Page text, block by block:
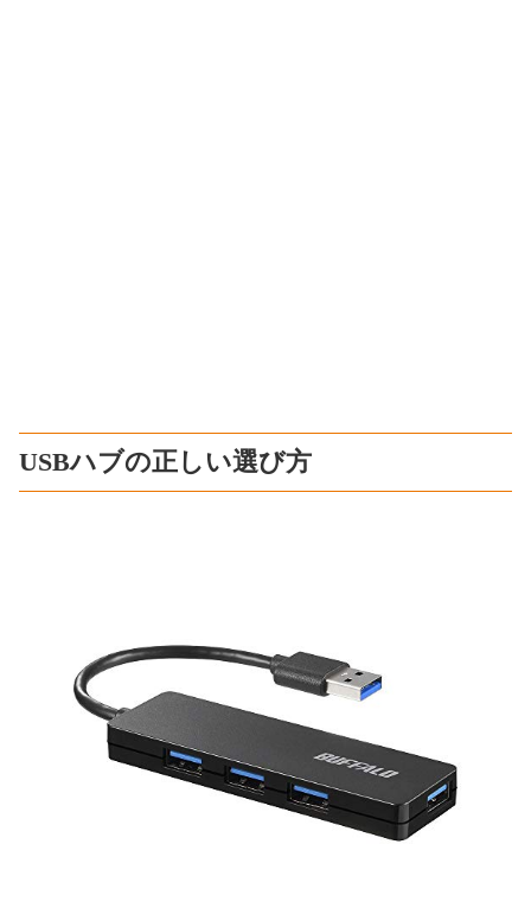
USBハブの正しい選び方